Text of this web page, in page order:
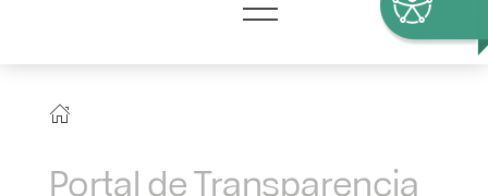
Portal de Transparencia